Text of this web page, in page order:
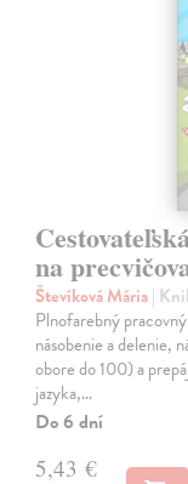
na
Števíková Mária|
Plnofarebný
násobenie a delenie,
obore do 100) a
jazyka,…
Do 6 dní
5,43 €